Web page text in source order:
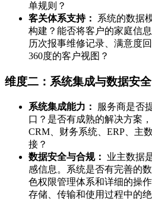
单规则？
客关体系支持：
系统的数据
构建？能否将客户的家庭信
历次报事维修记录、满意度
360度的客户视图？
维度二：系统集成与数据安全
系统集成能力：
服务商是否
口？是否有成熟的解决方案
CRM、财务系统、ERP、主
接？
数据安全与合规：
业主数据
感信息。系统是否有完善的
色权限管理体系和详细的操
存储、传输和使用过程中的